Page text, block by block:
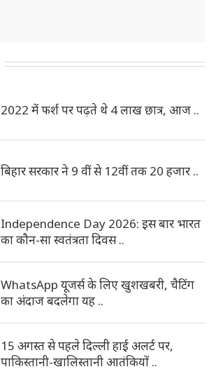
2022 में फर्श पर पढ़ते थे 4 लाख छात्र, आज ..
बिहार सरकार ने 9 वीं से 12वीं तक 20 हजार ..
Independence Day 2026: इस बार भारत
का कौन-सा स्वतंत्रता दिवस ..
WhatsApp यूजर्स के लिए खुशखबरी, चैटिंग
का अंदाज बदलेगा यह ..
15 अगस्त से पहले दिल्ली हाई अलर्ट पर,
पाकिस्तानी-खालिस्तानी आतंकियों ..